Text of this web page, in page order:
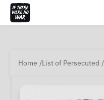
Home List of Persecuted